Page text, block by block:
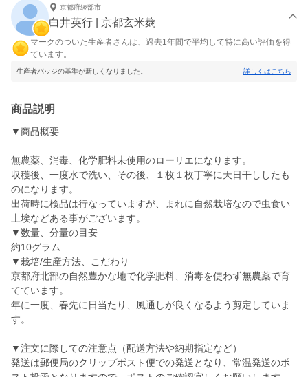
京都府綾部市
白井英行 | 京都玄米麹
マークのついた生産者さんは、過去1年間で平均して特に高い評価を得
ています。
生産者バッジの基準が新しくなりました。 詳しくはこちら
商品説明
▼商品概要
無農薬、消毒、化学肥料未使用のローリエになります。
収穫後、一度水で洗い、その後、１枚１枚丁寧に天日干ししたも
のになります。
出荷時に検品は行なっていますが、まれに自然栽培なので虫食い
土埃などある事がございます。
▼数量、分量の目安
約10グラム
▼栽培/生産方法、こだわり
京都府北部の自然豊かな地で化学肥料、消毒を使わず無農薬で育
てています。
年に一度、春先に日当たり、風通しが良くなるよう剪定していま
す。
▼注文に際しての注意点（配送方法や納期指定など）
発送は郵便局のクリップポスト便での発送となり、常温発送のポ